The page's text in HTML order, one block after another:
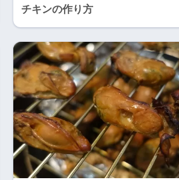
チキンの作り方